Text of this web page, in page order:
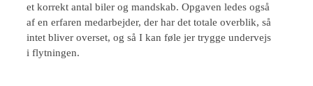
et korrekt antal biler og mandskab. Opgaven ledes også
af en erfaren medarbejder, der har det totale overblik, så
intet bliver overset, og så I kan føle jer trygge undervejs
i flytningen.